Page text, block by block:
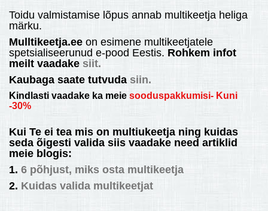
Toidu valmistamise lõpus annab multikeetja heliga
märku.
Mulltikeetja.ee on esimene multikeetjatele
spetsialiseerunud e-pood Eestis. Rohkem infot
meilt vaadake siit.
Kaubaga saate tutvuda siin.
Kindlasti vaadake ka meie sooduspakkumisi- Kuni
-30%
Kui Te ei tea mis on multiukeetja ning kuidas
seda õigesti valida siis vaadake need artiklid
meie blogis:
1. 6 põhjust, miks osta multikeetja
2. Kuidas valida multikeetjat